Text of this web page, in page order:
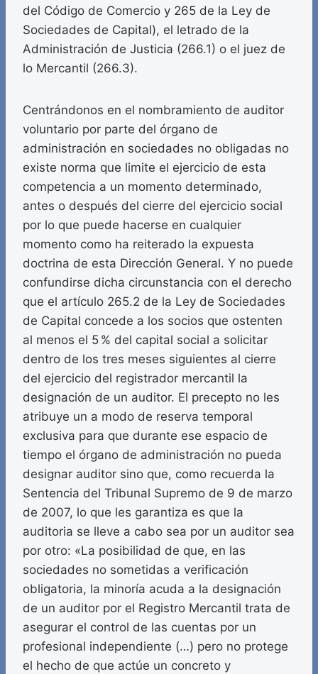
del Código de Comercio y 265 de la Ley de
Sociedades de Capital), el letrado de la
Administración de Justicia (266.1) o el juez de
lo Mercantil (266.3).
Centrándonos en el nombramiento de auditor
voluntario por parte del órgano de
administración en sociedades no obligadas no
existe norma que limite el ejercicio de esta
competencia a un momento determinado,
antes o después del cierre del ejercicio social
por lo que puede hacerse en cualquier
momento como ha reiterado la expuesta
doctrina de esta Dirección General. Y no puede
confundirse dicha circunstancia con el derecho
que el artículo 265.2 de la Ley de Sociedades
de Capital concede a los socios que ostenten
al menos el 5 % del capital social a solicitar
dentro de los tres meses siguientes al cierre
del ejercicio del registrador mercantil la
designación de un auditor. El precepto no les
atribuye un a modo de reserva temporal
exclusiva para que durante ese espacio de
tiempo el órgano de administración no pueda
designar auditor sino que, como recuerda la
Sentencia del Tribunal Supremo de 9 de marzo
de 2007, lo que les garantiza es que la
auditoria se lleve a cabo sea por un auditor sea
por otro: «La posibilidad de que, en las
sociedades no sometidas a verificación
obligatoria, la minoría acuda a la designación
de un auditor por el Registro Mercantil trata de
asegurar el control de las cuentas por un
profesional independiente (…) pero no protege
el hecho de que actúe un concreto y